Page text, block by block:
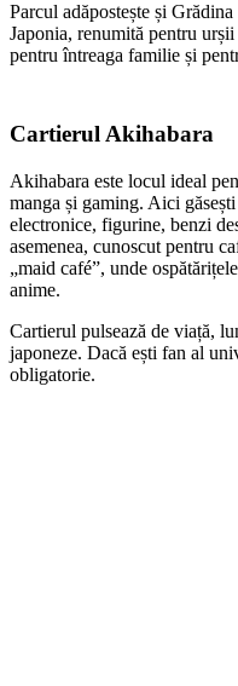
Parcul adăpostește și
Japonia, renumită pentru
pentru întreaga familie și
Cartierul Akihabara
Akihabara este locul ideal
manga și gaming. Aici
electronice, figurine, benzi
asemenea, cunoscut pentru
„maid café”, unde
anime.
Cartierul pulsează de viață,
japoneze. Dacă ești fan al
obligatorie.